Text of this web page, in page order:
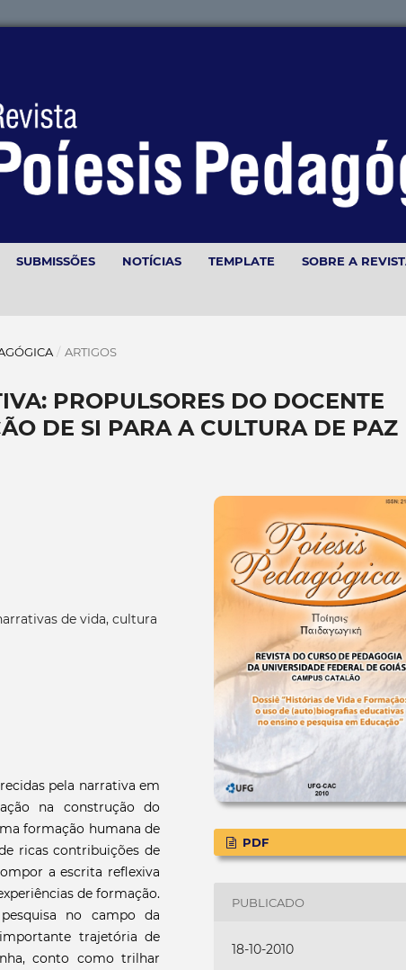
SUBMISSÕES NOTÍCIAS TEMPLATE SOBRE A
/ ARTIGOS
PROPULSORES DO DOCENTE
DE SI PARA A CULTURA DE PAZ
de vida, cultura
pela narrativa em
na construção do
formação humana de
ricas contribuições de
a escrita reflexiva
de formação.
no campo da
trajetória de
conto como trilhar
PDF
PUBLICADO
18-10-2010